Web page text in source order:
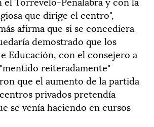
que dirige el centro",
afirma que si se concediera
demostrado que los
Educación, con el consejero a
reiteradamente"
que el aumento de la partida
privados pretendía
se venía haciendo en cursos